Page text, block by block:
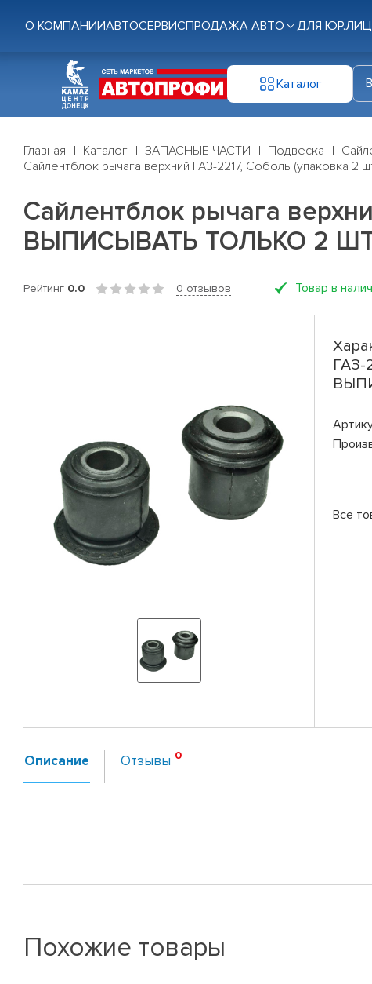
О КОМПАНИИАВТОСЕРВИСПРОДАЖА АВТО ДЛЯ ЮР.ЛИЦ
Каталог
Главная Каталог ЗАПАСНЫЕ ЧАСТИ Подвеска
Сайлентблок рычага верхний ГАЗ-2217, Соболь (упаковка
Сайлентблок рычага
ВЫПИСЫВАТЬ ТОЛЬКО 2
Рейтинг 0.0 0 отзывов Товар в
ГАЗ-
Все
Описание Отзывы
Похожие товары